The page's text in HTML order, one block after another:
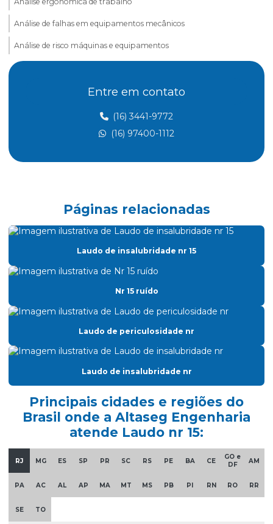
Análise de falhas em equipamentos mecânicos
Análise de risco máquinas e equipamentos
Aterramento elétrico nr10
Atividades insalubres nr 15
Cipa consultoria
Classificação de áreas atmosfera explosiva
Classificação de áreas classificadas
Classificação de áreas explosivas
Classificação de áreas de risco
Clcb acompanhamento
Clcb corpo de bombeiros
Consultoria nr10
Curso de nr 33
Elaboração ltcat
Elaboração de pgr
Entre em contato
(16) 3441-9772
(16) 97400-1112
Páginas relacionadas
Laudo de insalubridade nr 15
Nr 15 ruído
Laudo de periculosidade nr
Laudo de insalubridade nr
Principais cidades e regiões do
Brasil onde a Altaseg Engenharia
atende Laudo nr 15:
RJ MG ES SP PR SC RS PE BA CE
GO e
DF
AM
PA AC AL AP MA MT MS PB PI RN RO RR
SE TO